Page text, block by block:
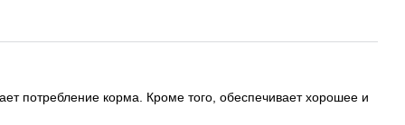
потребление корма. Кроме того, обеспечивает хорошее и